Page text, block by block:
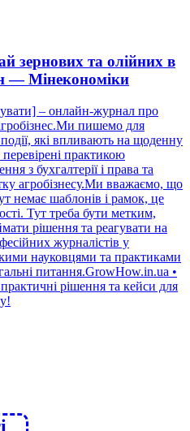
зернових та олійних в
— Мінекономіки